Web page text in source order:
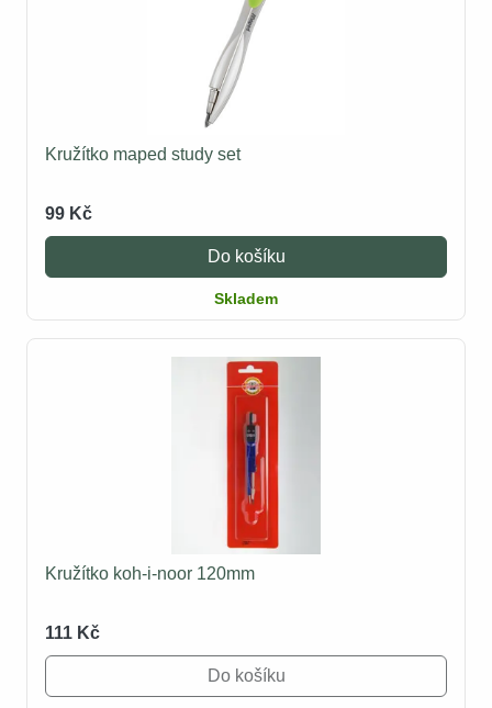
Kružítko maped study set
99 Kč
Do košíku
Skladem
Kružítko koh-i-noor 120mm
111 Kč
Do košíku